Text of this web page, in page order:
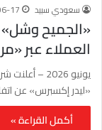
سعودي سبيد 17
«الجميح
العملاء عبر
يونيو
«ليدر إكسبرس» عن
أكمل القراءة »